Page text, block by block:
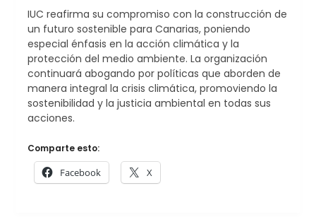
IUC reafirma su compromiso con la construcción de
un futuro sostenible para Canarias, poniendo
especial énfasis en la acción climática y la
protección del medio ambiente. La organización
continuará abogando por políticas que aborden de
manera integral la crisis climática, promoviendo la
sostenibilidad y la justicia ambiental en todas sus
acciones.
Comparte esto:
Facebook X